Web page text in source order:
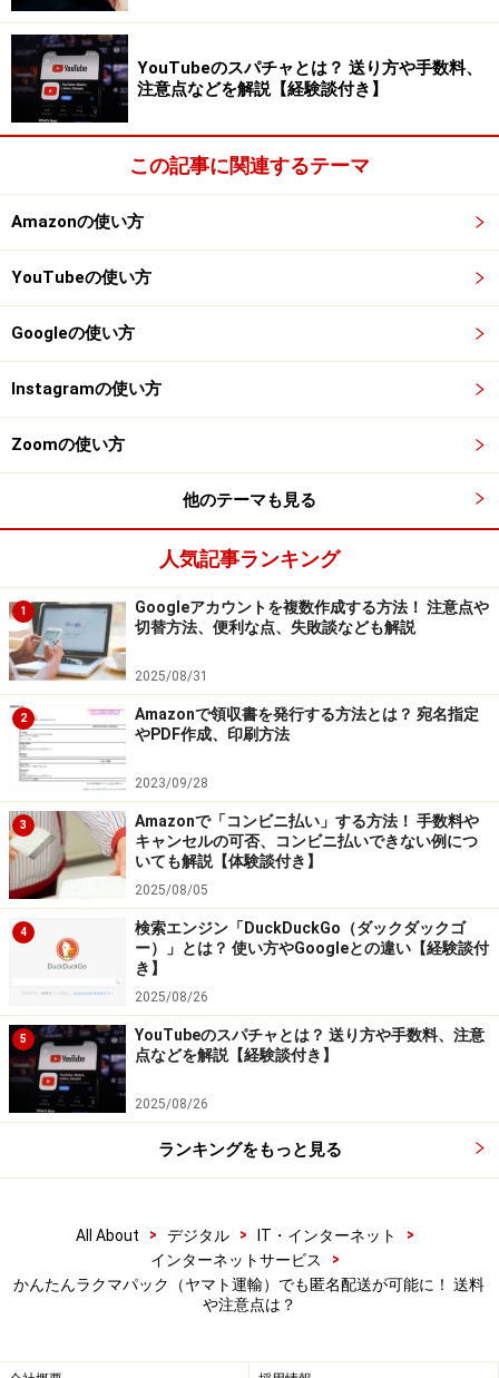
60サイズ：700円
80サイズ：900円
100サイズ：1150円
120サイズ：1350円
140サイズ：1500円
160サイズ：1500円
170サイズ：1500円
重さは一律25kgまで対応しています。
ヤマト運輸の方は、ネコポス、宅急便コンパクト、宅急
便の3つの種類があります。
ネコポスは全国一律200円（税込）、宅急便コンパクト
は全国一律570円（税込）。宅急便はサイズと重さによ
って料金が異なります。
60サイズ（2kgまで） ：800円
80サイズ（5kgまで） ：900円
100サイズ（10kgまで）： 1150円
120サイズ（15kgまで）： 1350円
140サイズ（20kgまで）：1500円
160サイズ（25kgまで）：1500円
※宅急便コンパクトの場合に税込み70円の専用資材が必
要です。
匿名配送を使うための条件
匿名配送を使うには、購入希望者が購入する前にかんた
んラクマパックに設定する必要があります。
購入前に設定
どちらかを選ぶ
購入する側の立場になったとき、欲しい商品がかんたん
ラクマパックに設定されていない場合には、出品者に連
YouTubeのスパチャとは？ 送り方や手数料、
注意点などを解説【経験談付き】
この記事に関連するテーマ
Amazonの使い方
YouTubeの使い方
Googleの使い方
Instagramの使い方
Zoomの使い方
他のテーマも見る
人気記事ランキング
1
Googleアカウントを複数作成する方法！ 注意点や
切替方法、便利な点、失敗談なども解説
2025/08/31
2
Amazonで領収書を発行する方法とは？ 宛名指定
やPDF作成、印刷方法
2023/09/28
3
Amazonで「コンビニ払い」する方法！ 手数料や
キャンセルの可否、コンビニ払いできない例につ
いても解説【体験談付き】
2025/08/05
4
検索エンジン「DuckDuckGo（ダックダックゴ
ー）」とは？ 使い方やGoogleとの違い【経験談付
き】
2025/08/26
5
YouTubeのスパチャとは？ 送り方や手数料、注意
点などを解説【経験談付き】
2025/08/26
ランキングをもっと見る
All About > デジタル > IT・インターネット
>
インターネットサービス
>
かんたんラクマパック（ヤマト運輸）でも匿名配送が可能に！ 送料
や注意点は？